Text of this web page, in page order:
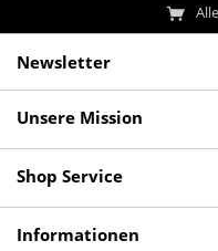
Newsletter
Unsere Mission
Shop Service
Informationen